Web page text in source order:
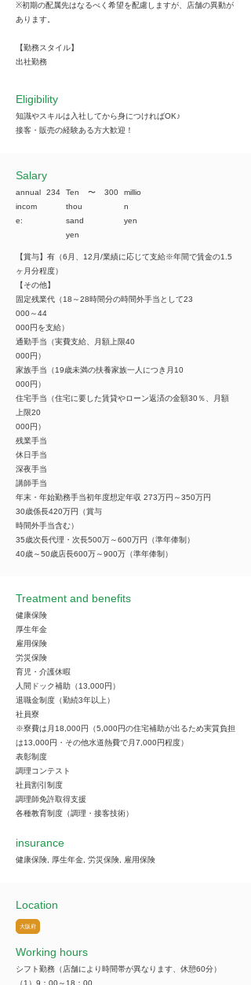
※初期の配属先はなるべく希望を配慮しますが、店舗の異動が
あります。
【勤務スタイル】
出社勤務
Eligibility
知識やスキルは入社してから身につければOK♪
接客・販売の経験ある方大歓迎！
​Salary
annual
incom
e:
234
Ten
thou
sand
yen
​〜 300
millio
n
yen
【賞与】有（6月、12月/業績に応じて支給※年間で賃金の1.5
ヶ月分程度）
【その他】
固定残業代（18～28時間分の時間外手当として23
000～44
000円を支給）
通勤手当（実費支給、月額上限40
000円）
家族手当（19歳未満の扶養家族一人につき月10
000円）
住宅手当（住宅に要した賃貸やローン返済の金額30％、月額
上限20
000円）
残業手当
休日手当
深夜手当
講師手当
年末・年始勤務手当初年度想定年収 273万円～350万円
30歳係長420万円（賞与
時間外手当含む）
35歳次長代理・次長500万～600万円（準年俸制）
40歳～50歳店長600万～900万（準年俸制）
Treatment and benefits
健康保険
厚生年金
雇用保険
労災保険
育児・介護休暇
人間ドック補助（13,000円）
退職金制度（勤続3年以上）
社員寮
※寮費は月18,000円（5,000円の住宅補助が出るため実質負担
は13,000円・その他水道熱費で月7,000円程度）
表彰制度
調理コンテスト
社員割引制度
調理師免許取得支援
各種教育制度（調理・接客技術）
insurance
健康保険, 厚生年金, 労災保険, 雇用保険
Location
大阪府
Working hours
シフト勤務（店舗により時間帯が異なります、休憩60分）
（1）9：00～18：00